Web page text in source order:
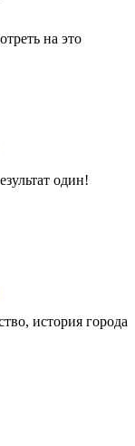
на это
один!
история города